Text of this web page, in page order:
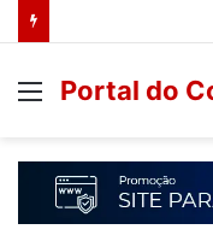
Portal do